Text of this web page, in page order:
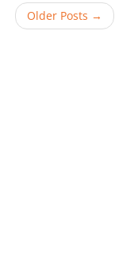
Older Posts →